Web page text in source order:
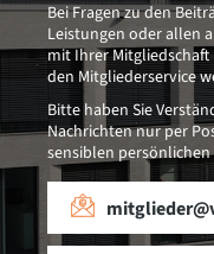
Bei Fragen zu den
Leistungen oder allen
mit Ihrer Mitgliedschaft
den Mitgliederservice
Bitte haben Sie
Nachrichten nur per
sensiblen persönlichen